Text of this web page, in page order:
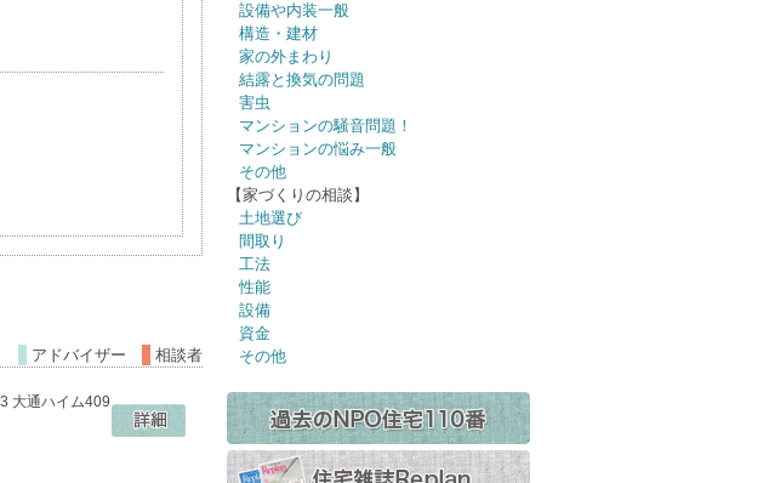
アドバイザー 相談者
大通ハイム409
設備や内装一般
構造・建材
家の外まわり
結露と換気の問題
害虫
マンションの騒音問題！
マンションの悩み一般
その他
【家づくりの相談】
土地選び
間取り
工法
性能
設備
資金
その他